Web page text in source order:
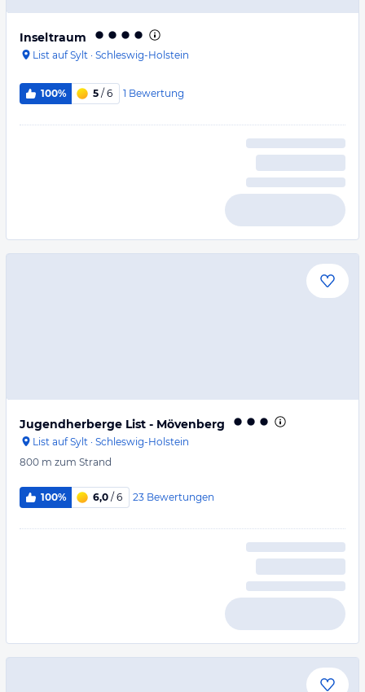
Inseltraum
List auf Sylt · Schleswig-Holstein
100% 5 / 6 1 Bewertung
Jugendherberge List - Mövenberg
List auf Sylt · Schleswig-Holstein
800 m zum Strand
100% 6,0 / 6 23 Bewertungen